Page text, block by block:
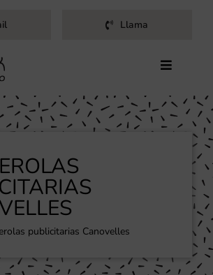
Llama
Toggle
publicitarias Canovelles